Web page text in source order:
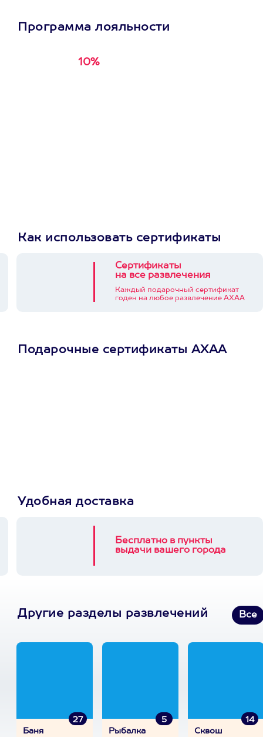
Программа лояльности
10%
Как использовать сертификаты
Сертификаты
на все развлечения
Каждый подарочный сертификат
годен на любое развлечение АХАА
Подарочные сертификаты АХАА
Удобная доставка
Бесплатно в пункты
выдачи вашего города
Другие разделы развлечений Все
27
Баня
5
Рыбалка
14
Сквош